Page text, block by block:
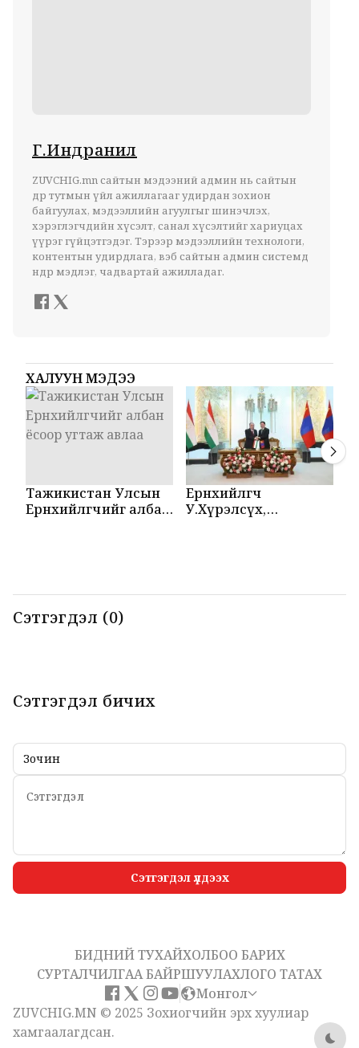
Г.Индранил
ZUVCHIG.mn сайтын мэдээний админ нь сайтын
өдөр тутмын үйл ажиллагааг удирдан зохион
байгуулах, мэдээллийн агуулгыг шинэчлэх,
хэрэглэгчдийн хүсэлт, санал хүсэлтийг хариуцах
үүрэг гүйцэтгэдэг. Тэрээр мэдээллийн технологи,
контентын удирдлага, вэб сайтын админ системд
өндөр мэдлэг, чадвартай ажилладаг.
ХАЛУУН МЭДЭЭ
Тажикистан Улсын
Ерөнхийлөгчийг албан
Ерөнхийлөгч
У.Хүрэлсүх,
Сэтгэгдэл (0)
Сэтгэгдэл бичих
Сэтгэгдэл үлдээх
БИДНИЙ ТУХАЙХОЛБОО БАРИХ
СУРТАЛЧИЛГАА БАЙРШУУЛАХЛОГО ТАТАХ
Монгол
ZUVCHIG.MN © 2025 Зохиогчийн эрх хуулиар
хамгаалагдсан.